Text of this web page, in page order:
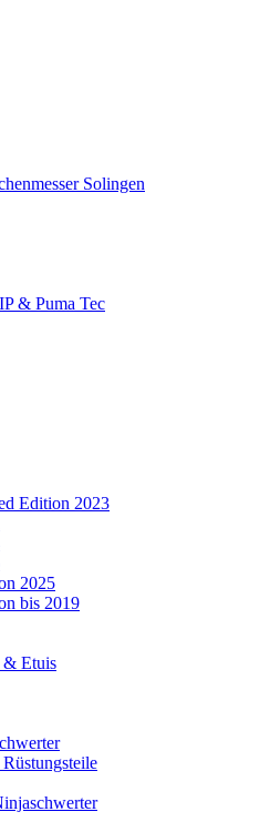
Solingen
& Puma Tec
Edition 2023
2025
bis 2019
& Etuis